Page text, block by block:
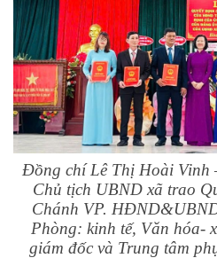
Đồng chí Lê Thị Hoài Vinh
Chủ tịch UBND xã trao
Chánh VP.
Phòng: kinh tế, Văn hóa-
giám đốc và Trung tâm